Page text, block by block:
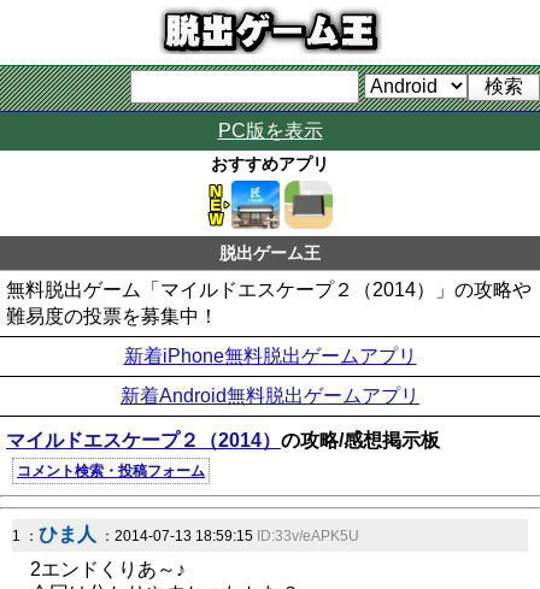
PC版を表示
おすすめアプリ
脱出ゲーム王
無料脱出ゲーム「マイルドエスケープ２（2014）」の攻略や
難易度の投票を募集中！
新着iPhone無料脱出ゲームアプリ
新着Android無料脱出ゲームアプリ
マイルドエスケープ２（2014） の攻略/感想掲示板
コメント検索・投稿フォーム
1 ： ひま人 ：2014-07-13 18:59:15 ID:33v/eAPK5U
2エンドくりあ～♪